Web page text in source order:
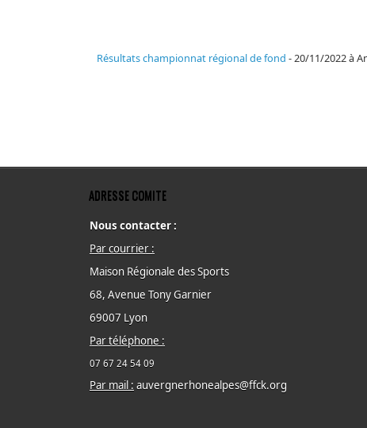
Résultats championnat régional de fond - 20/11/2022 à
ADRESSE COMITE
Nous contacter :
Par courrier :
Maison Régionale des Sports
68, Avenue Tony Garnier
69007 Lyon
Par téléphone :
07 67 24 54 09
Par mail : auvergnerhonealpes@ffck.org